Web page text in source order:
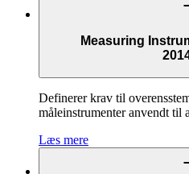
Measuring
Definerer krav til
måleinstrumenter anvendt til
Læs mere